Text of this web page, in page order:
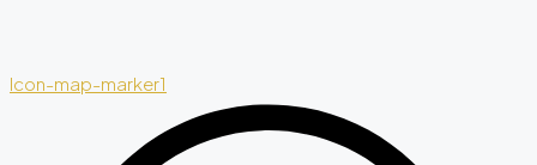
Icon-map-marker1